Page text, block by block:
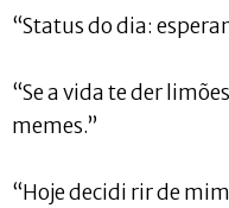
“Status do dia:
“Se a vida te der
memes.”
“Hoje decidi rir de